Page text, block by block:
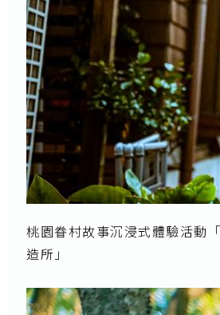
桃園眷村故事沉浸式體驗活動
造所」